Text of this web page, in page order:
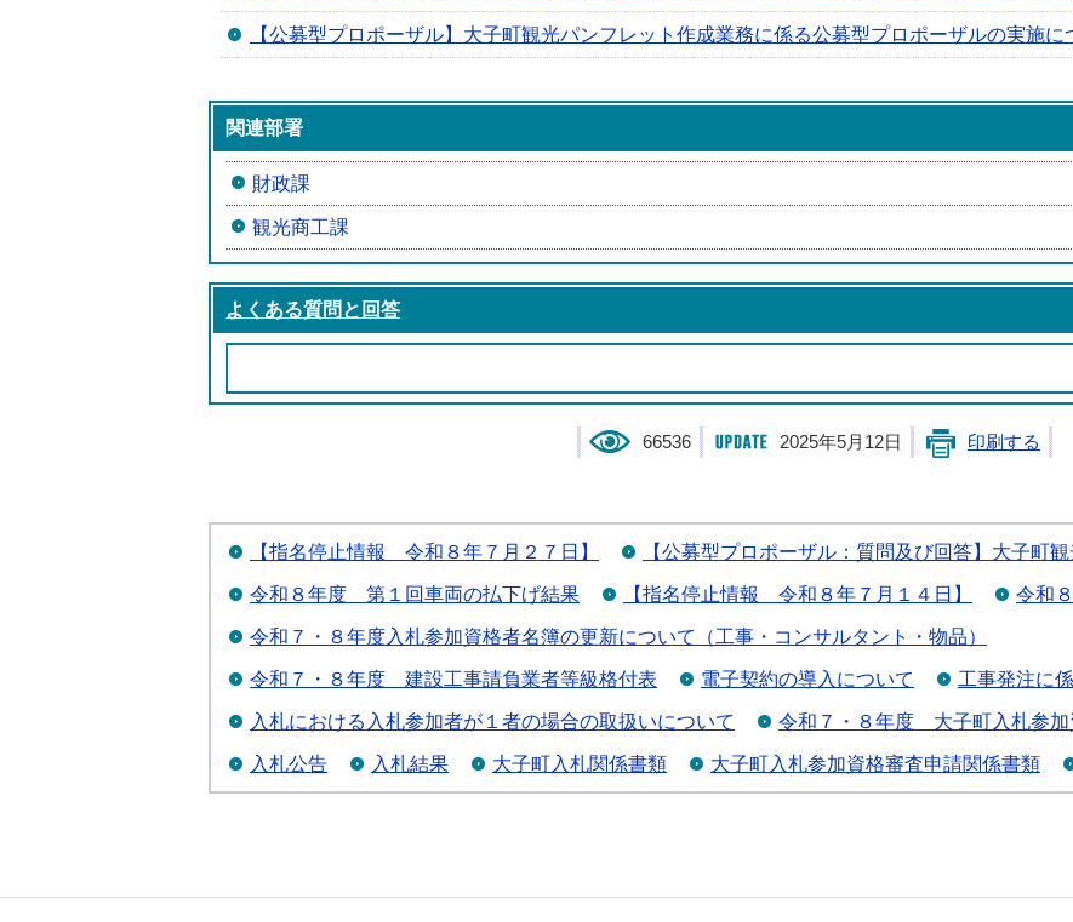
【公募型プロポーザル】大子町観光パンフレット作成業務に係る公募型プロポーザルの実施に
関連部署
財政課
観光商工課
よくある質問と回答
66536 2025年5月12日 印刷する
【指名停止情報＿令和８年７月２７日】 【公募型プロポーザル：質問及び回答】大子町
令和８年度 第１回車両の払下げ結果 【指名停止情報＿令和８年７月１４日】 令和
令和７・８年度入札参加資格者名簿の更新について（工事・コンサルタント・物品）
令和７・８年度 建設工事請負業者等級格付表 電子契約の導入について 工事発注に
入札における入札参加者が１者の場合の取扱いについて 令和７・８年度 大子町入札参加
入札公告 入札結果 大子町入札関係書類 大子町入札参加資格審査申請関係書類